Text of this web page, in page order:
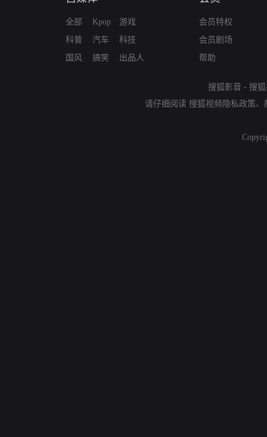
全部
科普
国风
Kpop
汽车
搞笑
游戏
科技
出品人
会员特权
会员剧场
帮助
搜狐影音 - 搜
请仔细阅读 搜狐视频隐私政策、